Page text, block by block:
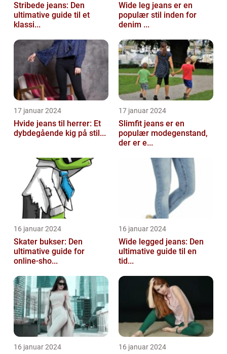
Stribede jeans: Den
ultimative guide til et
klassi...
Wide leg jeans er en
populær stil inden for
denim ...
17 januar 2024
Hvide jeans til herrer: Et
dybdegående kig på stil...
17 januar 2024
Slimfit jeans er en
populær modegenstand,
der er e...
16 januar 2024
Skater bukser: Den
ultimative guide for
online-sho...
16 januar 2024
Wide legged jeans: Den
ultimative guide til en
tid...
16 januar 2024 16 januar 2024